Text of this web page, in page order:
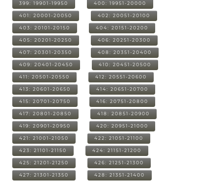
399: 19901-19950 400: 19951-20000
401: 20001-20050 402: 20051-20100
403: 20101-20150 404: 20151-20200
405: 20201-20250 406: 20251-20300
407: 20301-20350 408: 20351-20400
409: 20401-20450 410: 20451-20500
411: 20501-20550 412: 20551-20600
413: 20601-20650 414: 20651-20700
415: 20701-20750 416: 20751-20800
417: 20801-20850 418: 20851-20900
419: 20901-20950 420: 20951-21000
421: 21001-21050 422: 21051-21100
423: 21101-21150 424: 21151-21200
425: 21201-21250 426: 21251-21300
427: 21301-21350 428: 21351-21400